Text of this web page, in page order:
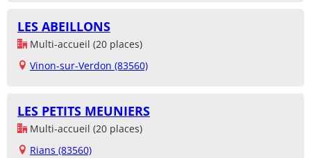
LES ABEILLONS
Multi-accueil (20 places)
Vinon-sur-Verdon (83560)
LES PETITS MEUNIERS
Multi-accueil (20 places)
Rians (83560)